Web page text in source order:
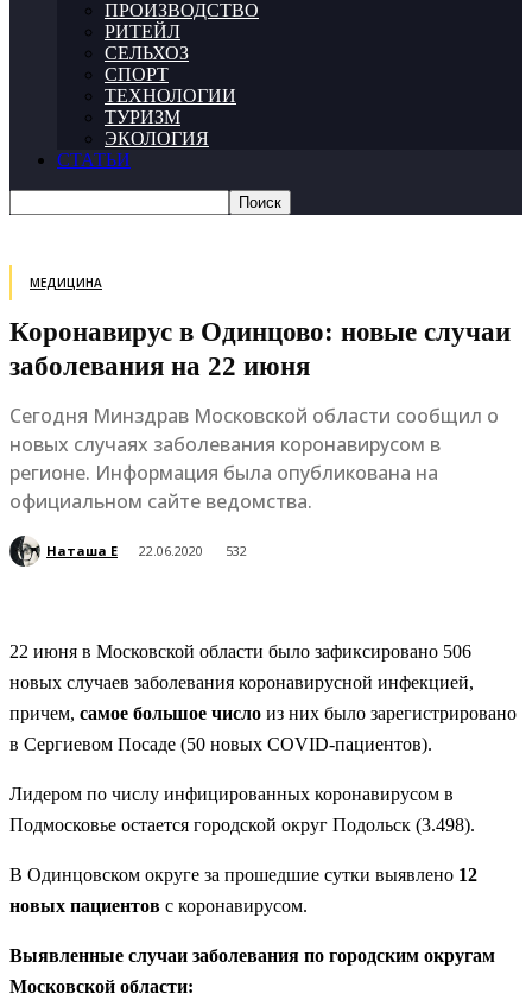
ПРОИЗВОДСТВО
РИТЕЙЛ
СЕЛЬХОЗ
СПОРТ
ТЕХНОЛОГИИ
ТУРИЗМ
ЭКОЛОГИЯ
СТАТЬИ
МЕДИЦИНА
Коронавирус в Одинцово: новые случаи
заболевания на 22 июня
Сегодня Минздрав Московской области сообщил о
новых случаях заболевания коронавирусом в
регионе. Информация была опубликована на
официальном сайте ведомства.
Наташа Е 22.06.2020 532
22 июня в Московской области было зафиксировано 506
новых случаев заболевания коронавирусной инфекцией,
причем, самое большое число из них было зарегистрировано
в Сергиевом Посаде (50 новых COVID-пациентов).
Лидером по числу инфицированных коронавирусом в
Подмосковье остается городской округ Подольск (3.498).
В Одинцовском округе за прошедшие сутки выявлено 12
новых пациентов с коронавирусом.
Выявленные случаи заболевания по городским округам
Московской области: